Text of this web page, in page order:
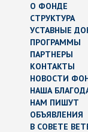
О ФОНДЕ
СТРУКТУРА
УСТАВНЫЕ
ПРОГРАММЫ
ПАРТНЕРЫ
КОНТАКТЫ
НОВОСТИ
НАША
НАМ ПИШУТ
ОБЪЯВЛЕНИЯ
В СОВЕТЕ